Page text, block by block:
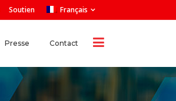
Soutien Français
Presse Contact